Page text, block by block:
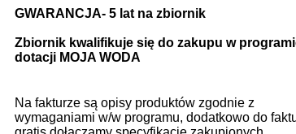
GWARANCJA- 5 lat na zbiornik
Zbiornik kwalifikuje się do zakupu w
dotacji MOJA WODA
Na fakturze są opisy produktów zgodnie z
wymaganiami w/w programu, dodatkowo do